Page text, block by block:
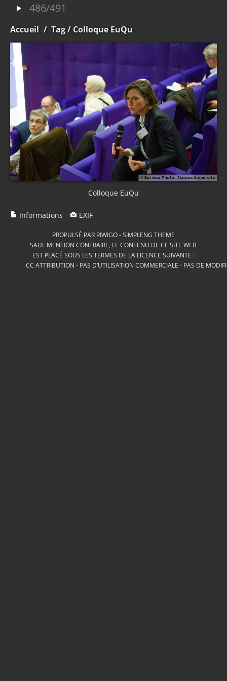
486/491
Accueil / Tag/ Colloque EuQu
Colloque EuQu
Informations EXIF
PROPULSÉ PAR PIWIGO-SIMPLENG THEME
SAUF MENTION CONTRAIRE, LE CONTENU DE CE SITE WEB
EST PLACÉ SOUS LES TERMES DE LA LICENCE SUIVANTE :
CC ATTRIBUTION - PAS D’UTILISATION COMMERCIALE - PAS DE